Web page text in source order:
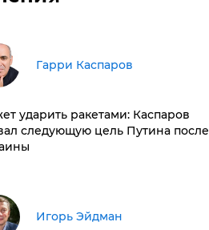
Гарри Каспаров
ударить ракетами: Каспаров
следующую цель Путина после
Игорь Эйдман